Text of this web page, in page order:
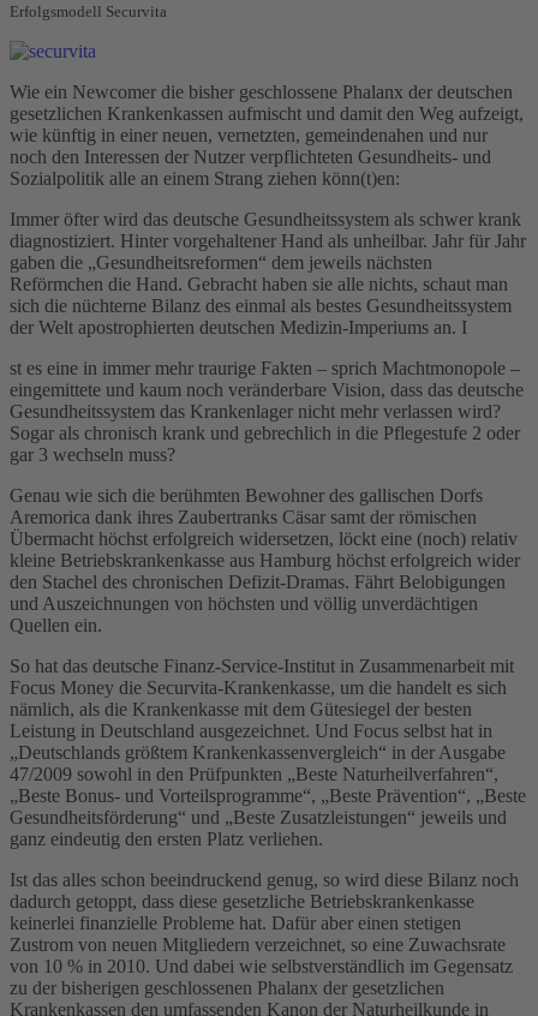
Erfolgsmodell Securvita
Wie ein Newcomer die bisher geschlossene Phalanx der deutschen
gesetzlichen Krankenkassen aufmischt und damit den Weg aufzeigt,
wie künftig in einer neuen, vernetzten, gemeindenahen und nur
noch den Interessen der Nutzer verpflichteten Gesundheits- und
Sozialpolitik alle an einem Strang ziehen könn(t)en:
Immer öfter wird das deutsche Gesundheitssystem als schwer krank
diagnostiziert. Hinter vorgehaltener Hand als unheilbar. Jahr für Jahr
gaben die „Gesundheitsreformen“ dem jeweils nächsten
Reförmchen die Hand. Gebracht haben sie alle nichts, schaut man
sich die nüchterne Bilanz des einmal als bestes Gesundheitssystem
der Welt apostrophierten deutschen Medizin-Imperiums an. I
st es eine in immer mehr traurige Fakten – sprich Machtmonopole –
eingemittete und kaum noch veränderbare Vision, dass das deutsche
Gesundheitssystem das Krankenlager nicht mehr verlassen wird?
Sogar als chronisch krank und gebrechlich in die Pflegestufe 2 oder
gar 3 wechseln muss?
Genau wie sich die berühmten Bewohner des gallischen Dorfs
Aremorica dank ihres Zaubertranks Cäsar samt der römischen
Übermacht höchst erfolgreich widersetzen, löckt eine (noch) relativ
kleine Betriebskrankenkasse aus Hamburg höchst erfolgreich wider
den Stachel des chronischen Defizit-Dramas. Fährt Belobigungen
und Auszeichnungen von höchsten und völlig unverdächtigen
Quellen ein.
So hat das deutsche Finanz-Service-Institut in Zusammenarbeit mit
Focus Money die Securvita-Krankenkasse, um die handelt es sich
nämlich, als die Krankenkasse mit dem Gütesiegel der besten
Leistung in Deutschland ausgezeichnet. Und Focus selbst hat in
„Deutschlands größtem Krankenkassenvergleich“ in der Ausgabe
47/2009 sowohl in den Prüfpunkten „Beste Naturheilverfahren“,
„Beste Bonus- und Vorteilsprogramme“, „Beste Prävention“, „Beste
Gesundheitsförderung“ und „Beste Zusatzleistungen“ jeweils und
ganz eindeutig den ersten Platz verliehen.
Ist das alles schon beeindruckend genug, so wird diese Bilanz noch
dadurch getoppt, dass diese gesetzliche Betriebskrankenkasse
keinerlei finanzielle Probleme hat. Dafür aber einen stetigen
Zustrom von neuen Mitgliedern verzeichnet, so eine Zuwachsrate
von 10 % in 2010. Und dabei wie selbstverständlich im Gegensatz
zu der bisherigen geschlossenen Phalanx der gesetzlichen
Krankenkassen den umfassenden Kanon der Naturheilkunde in